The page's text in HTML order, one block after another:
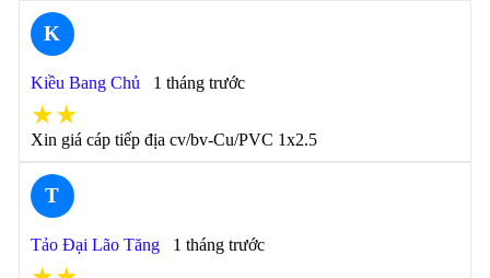
K
Kiều Bang Chủ 1 tháng trước
★★
Xin giá cáp tiếp địa cv/bv-Cu/PVC 1x2.5
T
Tảo Đại Lão Tăng 1 tháng trước